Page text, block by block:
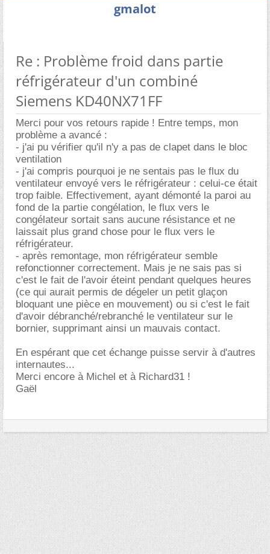
gmalot
Re : Problème froid dans partie
réfrigérateur d'un combiné
Siemens KD40NX71FF
Merci pour vos retours rapide ! Entre temps, mon
problème a avancé :
- j'ai pu vérifier qu'il n'y a pas de clapet dans le bloc
ventilation
- j'ai compris pourquoi je ne sentais pas le flux du
ventilateur envoyé vers le réfrigérateur : celui-ce était
trop faible. Effectivement, ayant démonté la paroi au
fond de la partie congélation, le flux vers le
congélateur sortait sans aucune résistance et ne
laissait plus grand chose pour le flux vers le
réfrigérateur.
- après remontage, mon réfrigérateur semble
refonctionner correctement. Mais je ne sais pas si
c'est le fait de l'avoir éteint pendant quelques heures
(ce qui aurait permis de dégeler un petit glaçon
bloquant une pièce en mouvement) ou si c'est le fait
d'avoir débranché/rebranché le ventilateur sur le
bornier, supprimant ainsi un mauvais contact.
En espérant que cet échange puisse servir à d'autres
internautes...
Merci encore à Michel et à Richard31 !
Gaël